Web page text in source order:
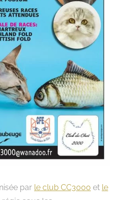
par le club CC3000 et le